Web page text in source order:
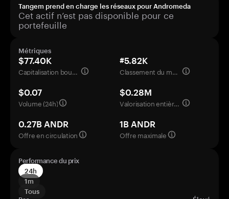
Tangem prend en charge les réseaux pour Andromeda
Cet actif n’est pas disponible pour ce
portefeuille
Métriques
$77.40K
Capitalisation boursière
#5.82K
Classement du marché
$0.07
Volume (24h)
$0.28M
Valorisation entièrement diluée
0.27B ANDR
Offre en circulation
1B ANDR
Offre maximale
Performance du prix
24h
1m
Tous